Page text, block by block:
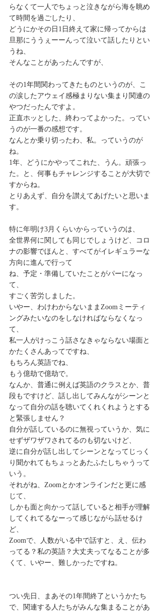
らなくて一人でちょっと泣きながら海を眺め
て時間を過ごしたり、
どうにかその日1日終えて家に帰ってからは
旦那にううぇーーんって泣いて話したりとい
うね、
そんなことがあったんですが、
その1年間関わってきたものというのが、こ
の涙したアウェイ感極まりない集まり関連の
やつだったんですよ。
正直ホッとした、終わってよかった。ってい
うのが一番の感想です。
なんとか乗り切ったわ、私。っていうのが
ね。
1年、どうにかやってこれた、うん。頑張っ
た。と、何事もチャレンジすることが大切で
すからね。
とりあえず、自分を讃えてあげたいと思いま
す。
特に年明け3月くらいからっていうのは、
全世界何に関しても同じでしょうけど、コロ
ナの影響でほんと、すべてがイレギュラーな
方向に進んで行って
ね、予定・準備していたことがパーになっ
て、
すごく苦労しました。
いやー、わけわからないままZoomミーティ
ングみたいなのをしなければならなくなっ
て、
私一人がけっこう話さなきゃならない場面と
かたくさんあってですね、
もちろん英語でね、
もう億劫で億劫で。
なんか、普通に例えば英語のクラスとか、普
段もですけど、話し出してみんながシーンと
なって自分の話を聴いてくれくれようとする
と緊張しません？
自分が話しているのに無視っていうか、気に
せずザワザワされてるのも切ないけど、
逆に自分が話し出してシーンとなってじっく
り聞かれてもちょっとあたふたしちゃうって
いう。
それがね、Zoomとかオンラインだと更に感
じて、
しかも面と向かって話していると相手が理解
してくれてるなーって感じながら話せるけ
ど、
Zoomで、人数がいる中で話すと、え、伝わ
ってる？私の英語？大丈夫ってなることが多
くて、いやー、難しかったですね。
つい先日、まあその1年間終了というかたち
で、関連する人たちがみんな集まることがあ